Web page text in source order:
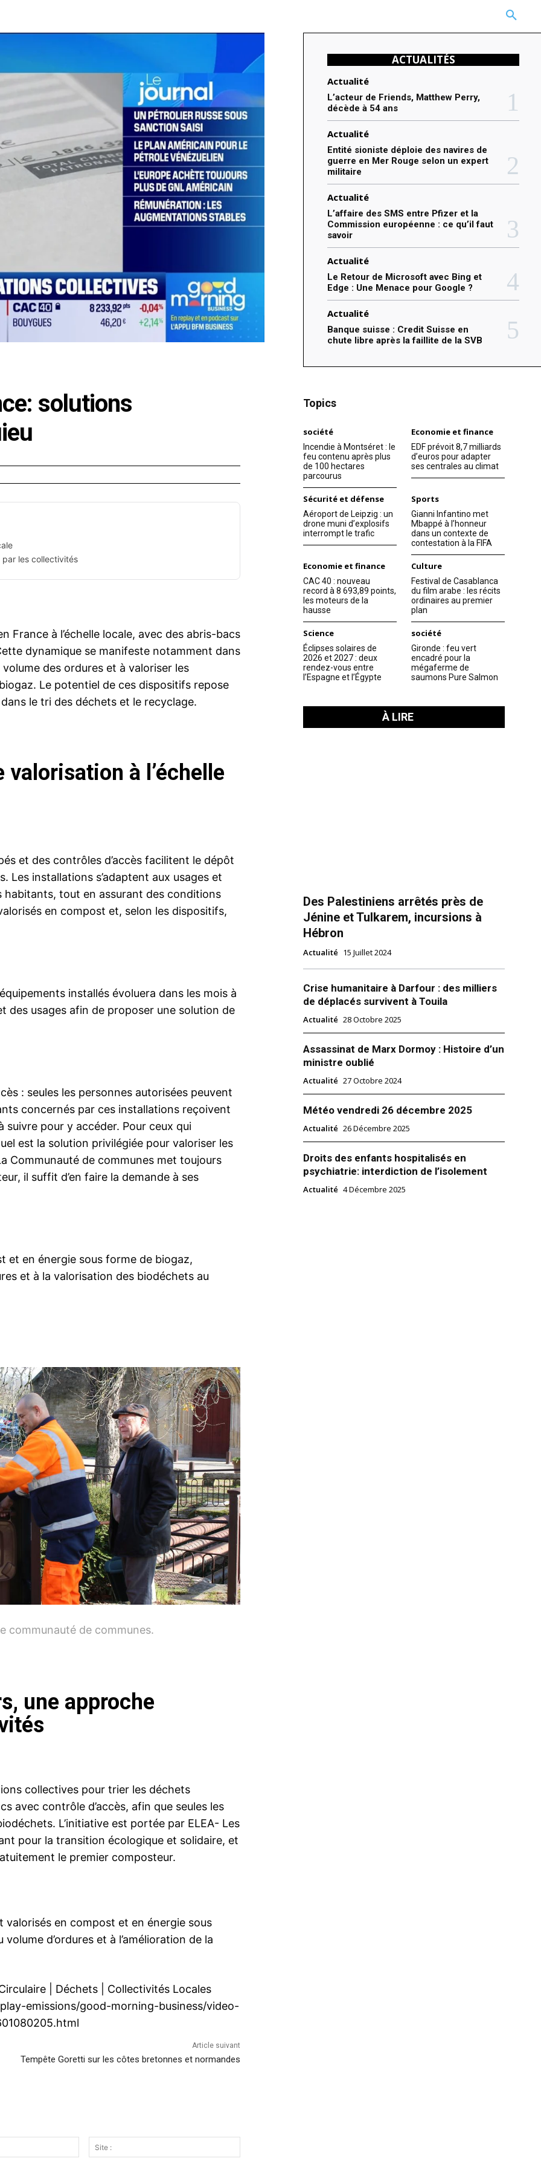
MORE
solutions
les collectivités
France à l’échelle locale, avec des abris-bacs
dynamique se manifeste notamment dans
des ordures et à valoriser les
Le potentiel de ces dispositifs repose
le tri des déchets et le recyclage.
à l’échelle
et des contrôles d’accès facilitent le dépôt
installations s’adaptent aux usages et
tout en assurant des conditions
en compost et, selon les dispositifs,
installés évoluera dans les mois à
des usages afin de proposer une solution de
: seules les personnes autorisées peuvent
concernés par ces installations reçoivent
pour y accéder. Pour ceux qui
est la solution privilégiée pour valoriser les
Communauté de communes met toujours
il suffit d’en faire la demande à ses
et en énergie sous forme de biogaz,
et à la valorisation des biodéchets au
communauté de communes.
une approche
collectives pour trier les déchets
avec contrôle d’accès, afin que seules les
L’initiative est portée par ELEA- Les
pour la transition écologique et solidaire, et
le premier composteur.
en compost et en énergie sous
d’ordures et à l’amélioration de la
Déchets
Collectivités Locales
emissions/good-morning-business/video-
Article suivant
Tempête Goretti sur les côtes bretonnes et normandes
Email
:*
:
ACTUALITÉS
Actualité
L’acteur de Friends, Matthew Perry,
décède à 54 ans
Actualité
Entité sioniste déploie des navires de
guerre en Mer Rouge selon un expert
militaire
Actualité
L’affaire des SMS entre Pfizer et la
Commission européenne : ce qu’il faut
savoir
Actualité
Le Retour de Microsoft avec Bing et
Edge : Une Menace pour Google ?
Actualité
Banque suisse : Credit Suisse en
chute libre après la faillite de la SVB
Topics
société
Incendie à Montséret : le
feu contenu après plus
de 100 hectares
parcourus
Economie et finance
EDF prévoit 8,7 milliards
d’euros pour adapter
ses centrales au climat
Sécurité et défense
Aéroport de Leipzig : un
drone muni d’explosifs
interrompt le trafic
Sports
Gianni Infantino met
Mbappé à l’honneur
dans un contexte de
contestation à la FIFA
Economie et finance
CAC 40 : nouveau
record à 8 693,89 points,
les moteurs de la
hausse
Culture
Festival de Casablanca
du film arabe : les récits
ordinaires au premier
plan
Science
Éclipses solaires de
2026 et 2027 : deux
rendez-vous entre
l’Espagne et l’Égypte
société
Gironde : feu vert
encadré pour la
mégaferme de
saumons Pure Salmon
À LIRE
Des Palestiniens arrêtés près de
Jénine et Tulkarem, incursions à
Hébron
Actualité 15 Juillet 2024
Crise humanitaire à Darfour : des milliers
de déplacés survivent à Touila
Actualité 28 Octobre 2025
Assassinat de Marx Dormoy : Histoire d’un
ministre oublié
Actualité 27 Octobre 2024
Météo vendredi 26 décembre 2025
Actualité 26 Décembre 2025
Droits des enfants hospitalisés en
psychiatrie: interdiction de l’isolement
Actualité 4 Décembre 2025